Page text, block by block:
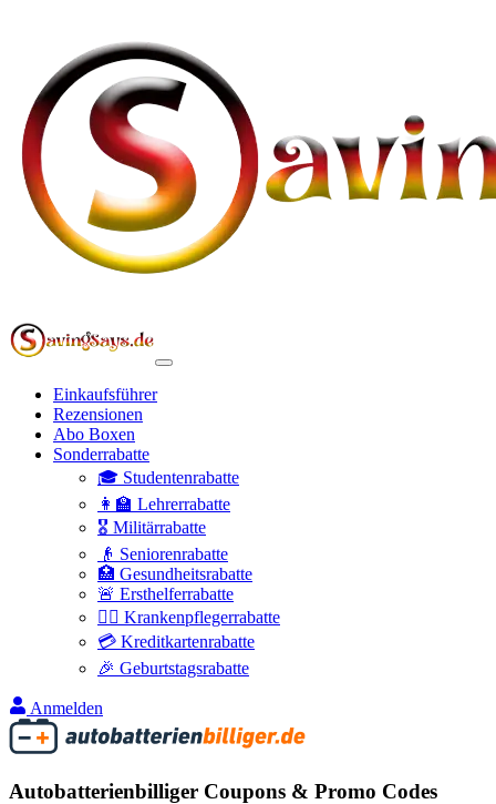
Einkaufsführer
Rezensionen
Abo Boxen
Sonderrabatte
🎓 Studentenrabatte
👩‍🏫 Lehrerrabatte
🎖️ Militärrabatte
👴 Seniorenrabatte
🏥 Gesundheitsrabatte
🚨 Ersthelferrabatte
👩‍⚕️ Krankenpflegerrabatte
💳 Kreditkartenrabatte
🎉 Geburtstagsrabatte
Anmelden
Autobatterienbilliger Coupons & Promo Codes